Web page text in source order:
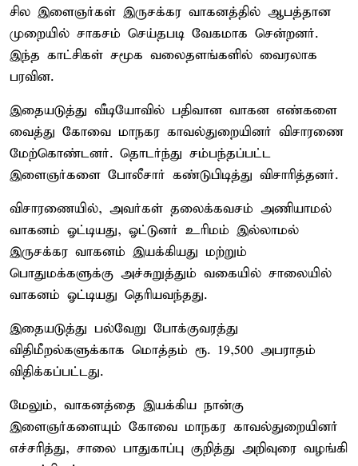
சில இளைஞர்கள் இருசக்கர வாகனத்தில் ஆபத்தான
முறையில் சாகசம் செய்தபடி வேகமாக சென்றனர்.
இந்த காட்சிகள் சமூக வலைதளங்களில் வைரலாக
பரவின.
இதையடுத்து வீடியோவில் பதிவான வாகன எண்களை
வைத்து கோவை மாநகர காவல்துறையினர் விசாரணை
மேற்கொண்டனர். தொடர்ந்து சம்பந்தப்பட்ட
இளைஞர்களை போலீசார் கண்டுபிடித்து விசாரித்தனர்.
விசாரணையில், அவர்கள் தலைக்கவசம் அணியாமல்
வாகனம் ஓட்டியது, ஓட்டுனர் உரிமம் இல்லாமல்
இருசக்கர வாகனம் இயக்கியது மற்றும்
பொதுமக்களுக்கு அச்சுறுத்தும் வகையில் சாலையில்
வாகனம் ஓட்டியது தெரியவந்தது.
இதையடுத்து பல்வேறு போக்குவரத்து
விதிமீறல்களுக்காக மொத்தம் ரூ. 19,500 அபராதம்
விதிக்கப்பட்டது.
மேலும், வாகனத்தை இயக்கிய நான்கு
இளைஞர்களையும் கோவை மாநகர காவல்துறையினர்
எச்சரித்து, சாலை பாதுகாப்பு குறித்து அறிவுரை வழங்கி